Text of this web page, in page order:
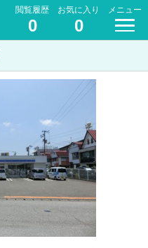
閲覧履歴
0
お気に入り
0
メニュー